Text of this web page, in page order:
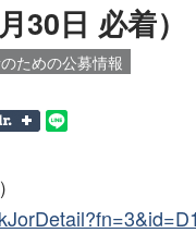
30日 必着）
ための公募情報